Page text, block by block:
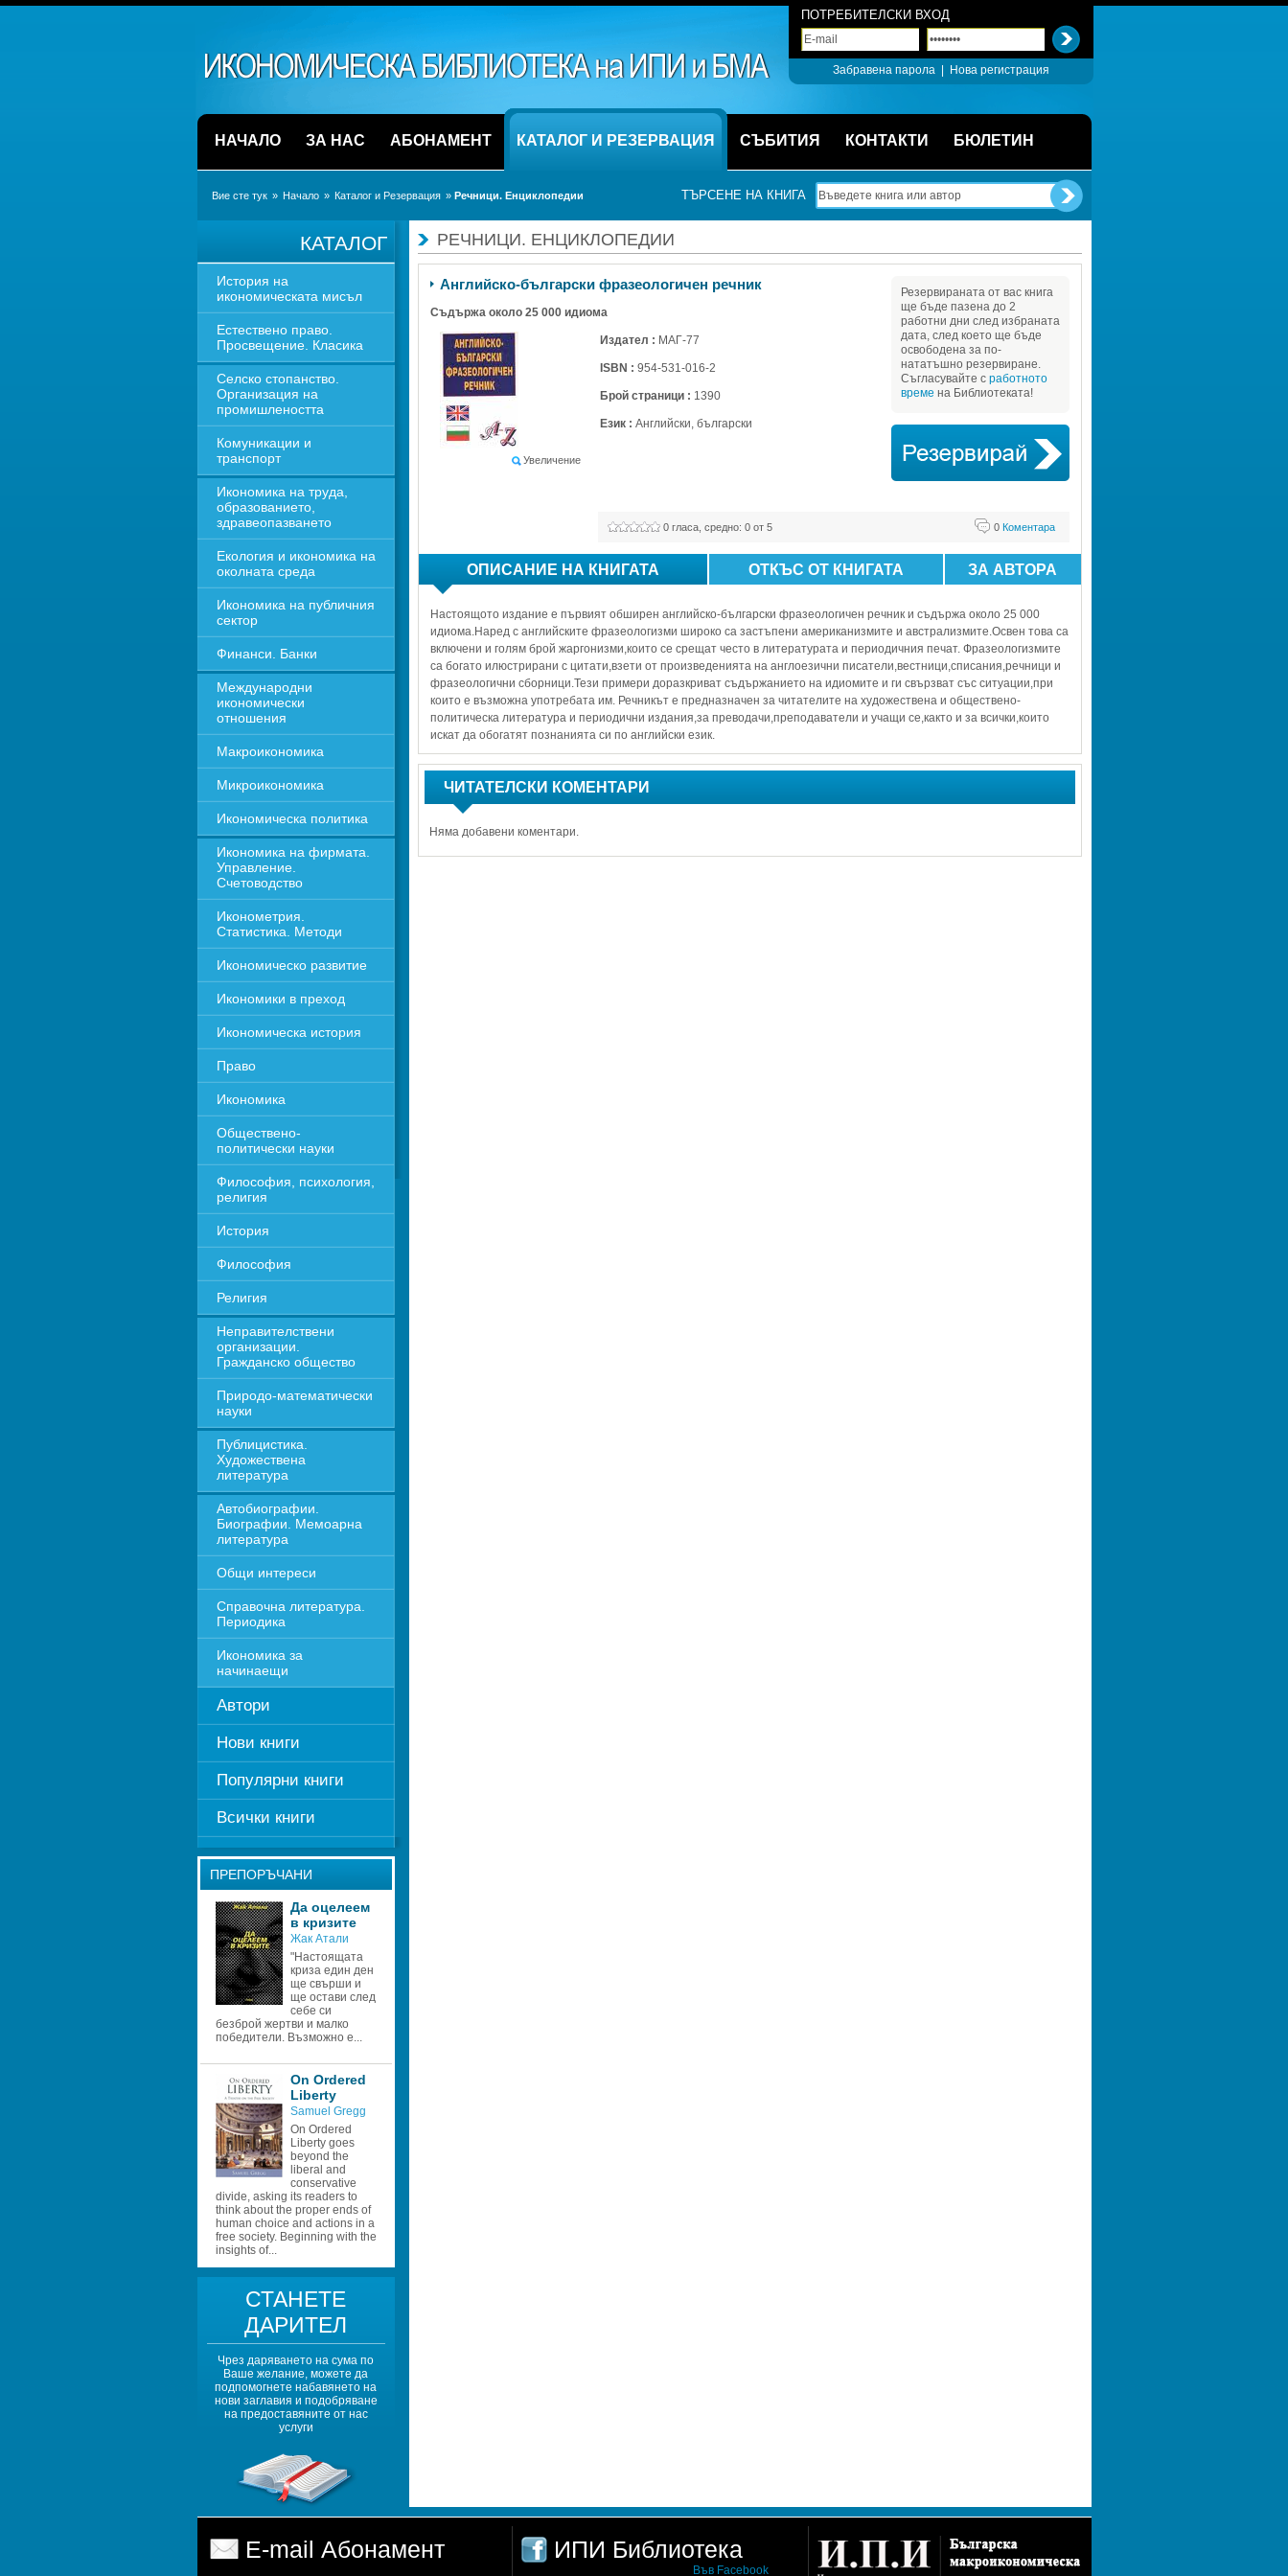
ПОТРЕБИТЕЛСКИ ВХОД
Забравена парола Нова регистрация
НАЧАЛО ЗА НАС АБОНАМЕНТ КАТАЛОГ И РЕЗЕРВАЦИЯ СЪБИТИЯ КОНТАКТИ БЮЛЕТИН
Вие сте тук » Начало » Каталог и Резервация » Речници. Енциклопедии ТЪРСЕНЕ НА КНИГА
КАТАЛОГ
История на
икономическата мисъл
Естествено право.
Просвещение. Класика
Селско стопанство.
Организация на
промишлеността
Комуникации и
транспорт
Икономика на труда,
образованието,
здравеопазването
Екология и икономика на
околната среда
Икономика на публичния
сектор
Финанси. Банки
Международни
икономически
отношения
Макроикономика
Микроикономика
Икономическа политика
Икономика на фирмата.
Управление.
Счетоводство
Иконометрия.
Статистика. Методи
Икономическо развитие
Икономики в преход
Икономическа история
Право
Икономика
Обществено-
политически науки
Философия, психология,
религия
История
Философия
Религия
Неправителствени
организации.
Гражданско общество
Природо-математически
науки
Публицистика.
Художествена
литература
Автобиографии.
Биографии. Мемоарна
литература
Общи интереси
Справочна литература.
Периодика
Икономика за
начинаещи
Автори
Нови книги
Популярни книги
Всички книги
ПРЕПОРЪЧАНИ
Да оцелеем
в кризите
Жак Атали
"Настоящата
криза един ден
ще свърши и
ще остави след
себе си
безброй жертви и малко
победители. Възможно е...
On Ordered
Liberty
Samuel Gregg
On Ordered
Liberty goes
beyond the
liberal and
conservative
divide, asking its readers to
think about the proper ends of
human choice and actions in a
free society. Beginning with the
insights of...
СТАНЕТЕ
ДАРИТЕЛ
Чрез даряването на сума по
Ваше желание, можете да
подпомогнете набавянето на
нови заглавия и подобряване
на предоставяните от нас
услуги
РЕЧНИЦИ. ЕНЦИКЛОПЕДИИ
Английско-български фразеологичен речник
Съдържа около 25 000 идиома
Увеличение
Издател : МАГ-77
ISBN : 954-531-016-2
Брой страници : 1390
Език : Английски, български
0Коментара
0гласа, средно: 0от 5
Резервираната от вас книга
ще бъде пазена до 2
работни дни след избраната
дата, след което ще бъде
освободена за по-
нататъшно резервиране.
Съгласувайте с работното
време на Библиотеката!
ОПИСАНИЕ НА КНИГАТА ОТКЪС ОТ КНИГАТА ЗА АВТОРА
Настоящото издание е първият обширен английско-български фразеологичен речник и съдържа около 25 000
идиома.Наред с английските фразеологизми широко са застъпени американизмите и австрализмите.Освен това са
включени и голям брой жаргонизми,които се срещат често в литературата и периодичния печат. Фразеологизмите
са богато илюстрирани с цитати,взети от произведенията на англоезични писатели,вестници,списания,речници и
фразеологични сборници.Тези примери доразкриват съдържанието на идиомите и ги свързват със ситуации,при
които е възможна употребата им. Речникът е предназначен за читателите на художествена и обществено-
политическа литература и периодични издания,за преводачи,преподаватели и учащи се,както и за всички,които
искат да обогатят познанията си по английски език.
ЧИТАТЕЛСКИ КОМЕНТАРИ
Няма добавени коментари.
E-mail Абонамент ИПИ Библиотека
Във Facebook